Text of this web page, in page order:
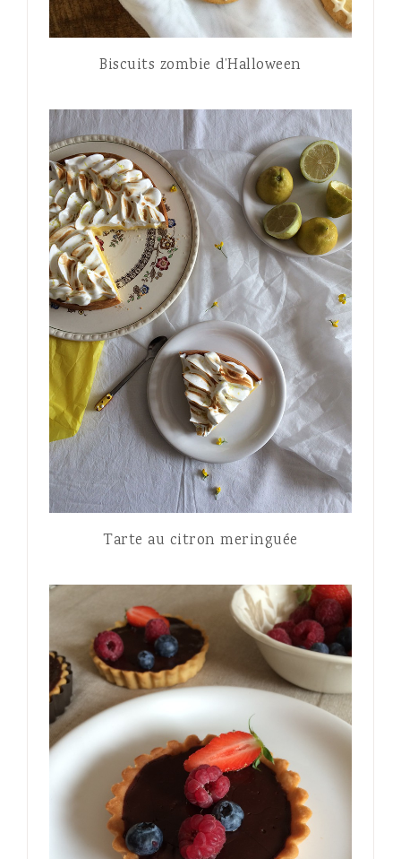
Biscuits zombie d’Halloween
Tarte au citron meringuée